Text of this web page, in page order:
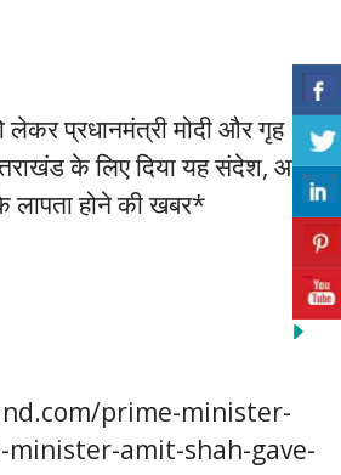
प्रधानमंत्री मोदी और गृह
के लिए दिया यह संदेश, आपदा
होने की खबर*
prime-minister-
minister-amit-shah-gave-